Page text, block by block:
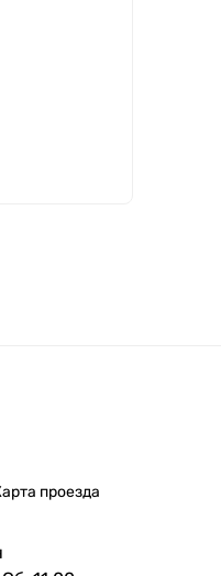
проезда